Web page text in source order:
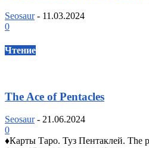
Seosaur - 11.03.2024
0
Чтение
The Ace of Pentacles
Seosaur - 21.06.2024
0
♦️Карты Таро. Туз Пентаклей. The